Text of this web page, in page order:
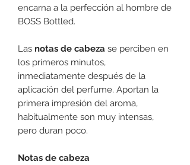
encarna a la perfección al hombre de
BOSS Bottled.
Las notas de cabeza se perciben en
los primeros minutos,
inmediatamente después de la
aplicación del perfume. Aportan la
primera impresión del aroma,
habitualmente son muy intensas,
pero duran poco.
Notas de cabeza